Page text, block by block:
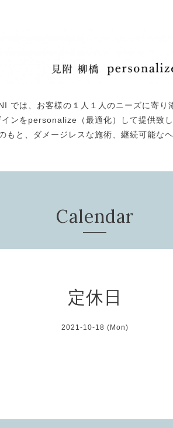
では、お客様の１人１人のニーズに寄
ンをpersonalize（最適化）して提供致
もと、ダメージレスな施術、継続可能な
Calendar
定休日
2021-10-18 (Mon)